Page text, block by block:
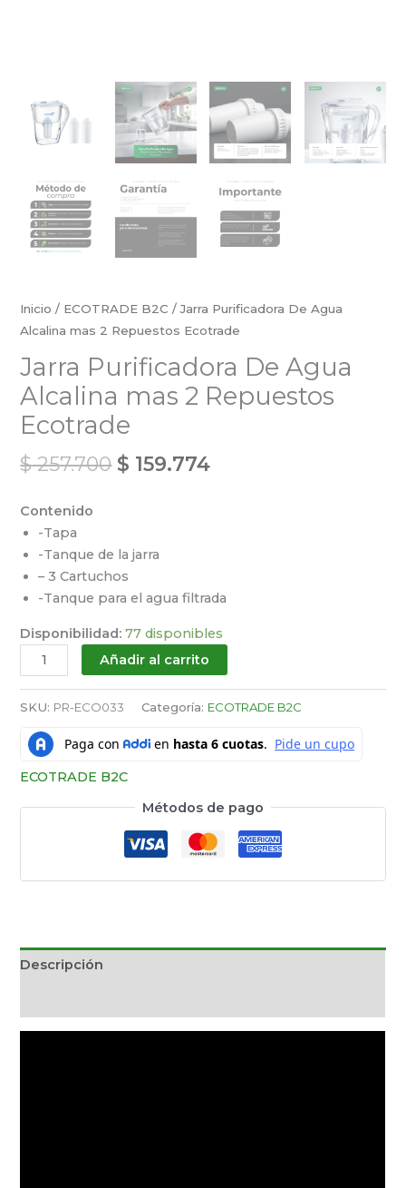
Inicio / ECOTRADE B2C / Jarra Purificadora De Agua
Alcalina mas 2 Repuestos Ecotrade
Jarra Purificadora De Agua
Alcalina mas 2 Repuestos
Ecotrade
$257.700 $ 159.774
Contenido
-Tapa
-Tanque de la jarra
– 3 Cartuchos
-Tanque para el agua filtrada
Disponibilidad: 77 disponibles
Añadir al carrito
SKU: PR-ECO033 Categoría: ECOTRADE B2C
ECOTRADE B2C
Métodos de pago
Descripción